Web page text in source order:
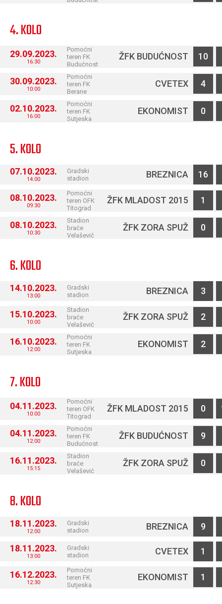
4. KOLO
29.09.2023.
16:30
Pomoćni
teren FK
Budućnost
ŽFK BUDUĆNOST 10
30.09.2023.
10:00
Pomoćni
teren FK
Berane
CVETEX 4
02.10.2023.
16:00
Pomoćni
teren FK
Sutjeska
EKONOMIST 0
5. KOLO
07.10.2023.
14:00
Gradski
stadion
BREZNICA 16
08.10.2023.
09:30
Pomoćni
teren OFK
Titograd
ŽFK MLADOST 2015 1
08.10.2023.
10:30
Stadion
braće
Velašević
ŽFK ZORA SPUŽ 0
6. KOLO
14.10.2023.
13:00
Gradski
stadion
BREZNICA 3
15.10.2023.
10:00
Stadion
braće
Velašević
ŽFK ZORA SPUŽ 2
16.10.2023.
12:00
Pomoćni
teren FK
Sutjeska
EKONOMIST 2
7. KOLO
04.11.2023.
10:00
Pomoćni
teren OFK
Titograd
ŽFK MLADOST 2015 0
04.11.2023.
12:00
Pomoćni
teren FK
Budućnost
ŽFK BUDUĆNOST 9
16.11.2023.
15:15
Stadion
braće
Velašević
ŽFK ZORA SPUŽ 0
8. KOLO
18.11.2023.
12:00
Gradski
stadion
BREZNICA 9
18.11.2023.
13:00
Gradski
stadion
CVETEX 1
16.12.2023.
12:30
Pomoćni
teren FK
Sutjeska
EKONOMIST 1